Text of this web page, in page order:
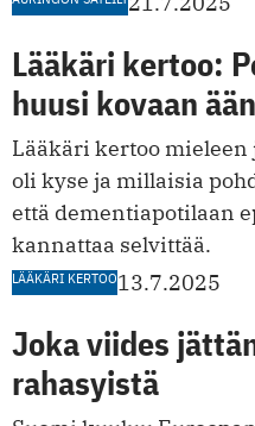
Lääkäri kertoo:
huusi kovaan
Lääkäri kertoo mieleen
oli kyse ja millaisia
että dementiapotilaan
kannattaa selvittää.
LÄÄKÄRI KERTOO13.7.2025
Joka viides
rahasyistä